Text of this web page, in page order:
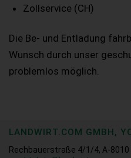
Zollservice (CH)
Die Be- und Entladung
Wunsch durch unser
problemlos möglich.
LANDWIRT.COM GMBH,
Rechbauerstraße 4/1/4, A-8010